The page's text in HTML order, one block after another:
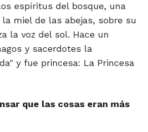
espíritus del bosque, una
miel de las abejas, sobre su
la voz del sol. Hace un
y sacerdotes la
y fue princesa: La Princesa
que las cosas eran más